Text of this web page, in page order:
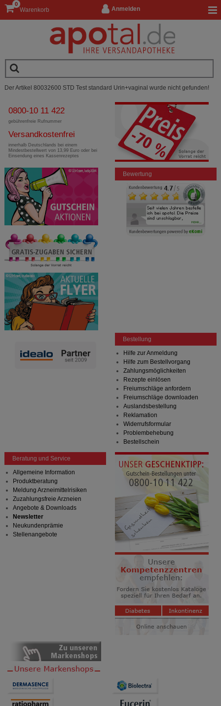
Anmelden
Warenkorb
0
Der Artikel 80032600 STD Test standard Urin+vaginal wurde nicht gefunden!
0800-10 11 422
gebührenfreie Rufnummer
Versandkostenfrei
innerhalb Deutschlands bei einem
Mindestbestellwert von 13,99 Euro oder bei
Einsendung eines Kassenrezeptes
Bewertung
Bestellung
Hilfe zur Anmeldung
Hilfe zum Bestellvorgang
Zahlungsmöglichkeiten
Rezepte einlösen
Freiumschläge anfordern
Freiumschläge downloaden
Auslandsbestellung
Reklamation
Widerrufsformular
Problembehebung
Bestellschein
Beratung und Service
Allgemeine Information
Produktberatung
Meldung Arzneimittelrisiken
Zuzahlungsfreie Arzneien
Angebote & Downloads
Newsletter
Neukundenprämie
Stellenangebote